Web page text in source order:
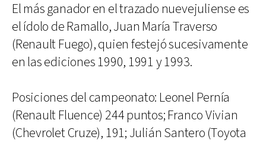
El más ganador en el trazado nuevejuliense es
el ídolo de Ramallo, Juan María Traverso
(Renault Fuego), quien festejó sucesivamente
en las ediciones 1990, 1991 y 1993.
Posiciones del campeonato: Leonel Pernía
(Renault Fluence) 244 puntos; Franco Vivian
(Chevrolet Cruze), 191; Julián Santero (Toyota